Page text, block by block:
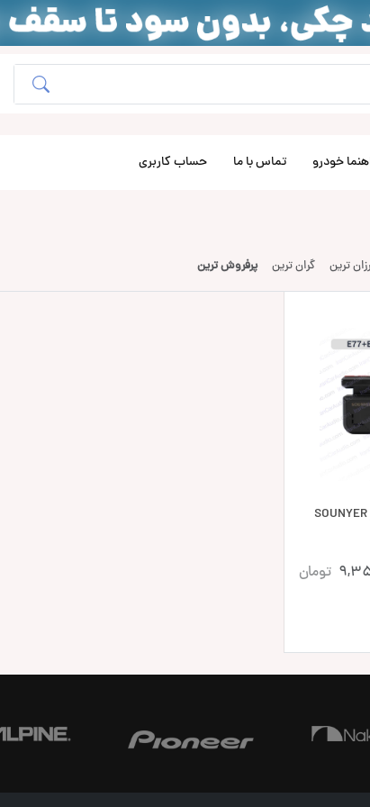
خودرو تماس با ما حساب کاربری
ترین گران ترین پرفروش ترین
دوربین ثبت وقایع سونیر SOUNYER
تومان